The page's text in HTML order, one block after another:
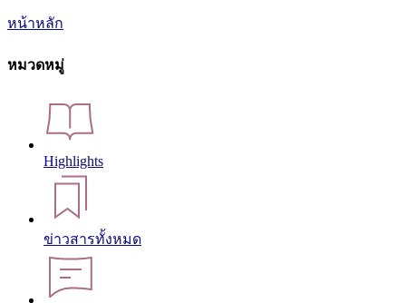
หน้าหลัก
หมวดหมู่
Highlights
ข่าวสารทั้งหมด